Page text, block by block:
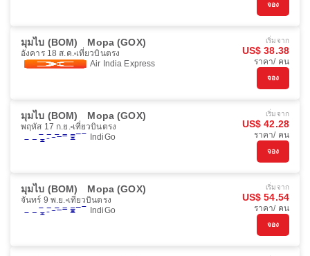
จอง
มุมไบ (BOM) Mopa (GOX)
อังคาร 18 ส.ค. เที่ยวบินตรง
Air India Express
เริ่มจาก
US$ 38.38
ราคา/ คน
จอง
มุมไบ (BOM) Mopa (GOX)
พฤหัส 17 ก.ย. เที่ยวบินตรง
IndiGo
เริ่มจาก
US$ 42.28
ราคา/ คน
จอง
มุมไบ (BOM) Mopa (GOX)
จันทร์ 9 พ.ย. เที่ยวบินตรง
IndiGo
เริ่มจาก
US$ 54.54
ราคา/ คน
จอง